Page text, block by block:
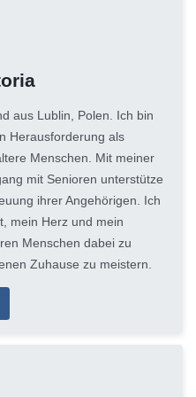
aus Lublin, Polen. Ich bin
Herausforderung als
Menschen. Mit meiner
mit Senioren unterstütze
ihrer Angehörigen. Ich
mein Herz und mein
Menschen dabei zu
Zuhause zu meistern.